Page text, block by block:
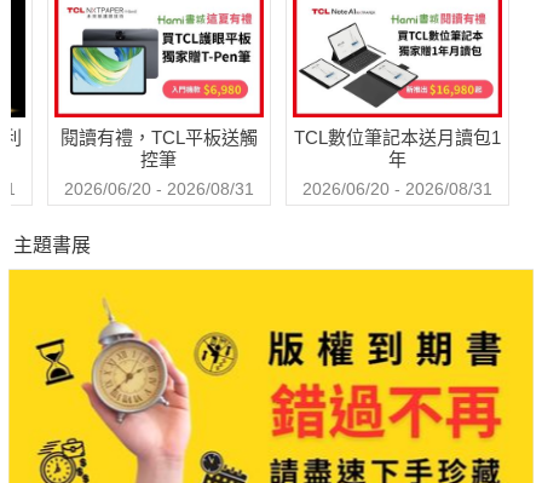
閱讀有禮，TCL平板送觸
控筆
2026/06/20 - 2026/08/31
TCL數位筆記本送月讀包1
年
2026/06/20 - 2026/08/31
主題書展